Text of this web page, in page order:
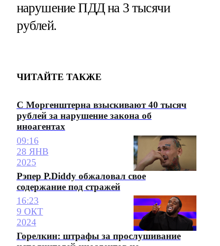
нарушение ПДД на 3 тысячи
рублей.
ЧИТАЙТЕ ТАКЖЕ
С Моргенштерна взыскивают 40 тысяч
рублей за нарушение закона об
иноагентах
09:16
28 ЯНВ
2025
Рэпер P.Diddy обжаловал свое
содержание под стражей
16:23
9 ОКТ
2024
Горелкин: штрафы за прослушивание